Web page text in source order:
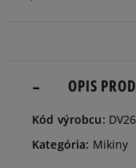
36OPIS
Kód výrobcu:
Kategória: Mikiny